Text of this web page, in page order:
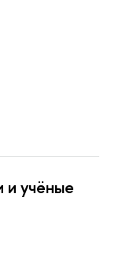
и учёные